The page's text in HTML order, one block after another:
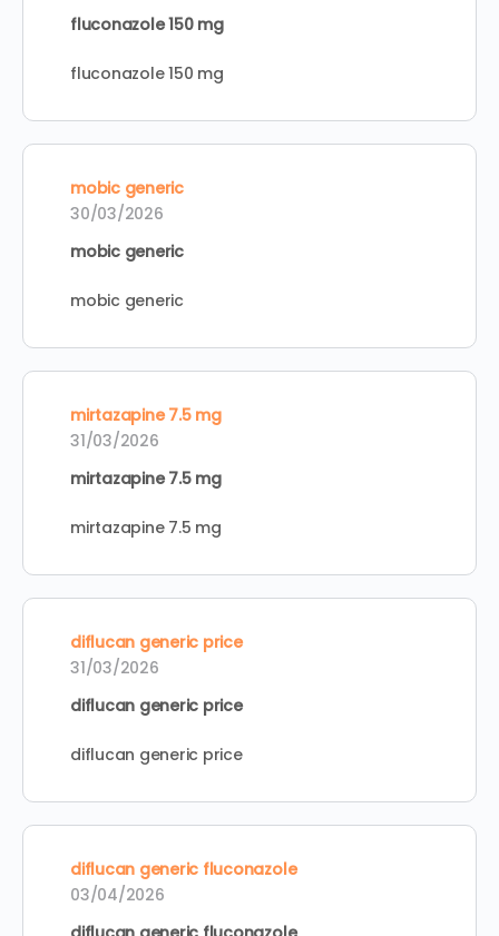
fluconazole 150 mg
fluconazole 150 mg
mobic generic
30/03/2026
mobic generic
mobic generic
mirtazapine 7.5 mg
31/03/2026
mirtazapine 7.5 mg
mirtazapine 7.5 mg
diflucan generic price
31/03/2026
diflucan generic price
diflucan generic price
diflucan generic fluconazole
03/04/2026